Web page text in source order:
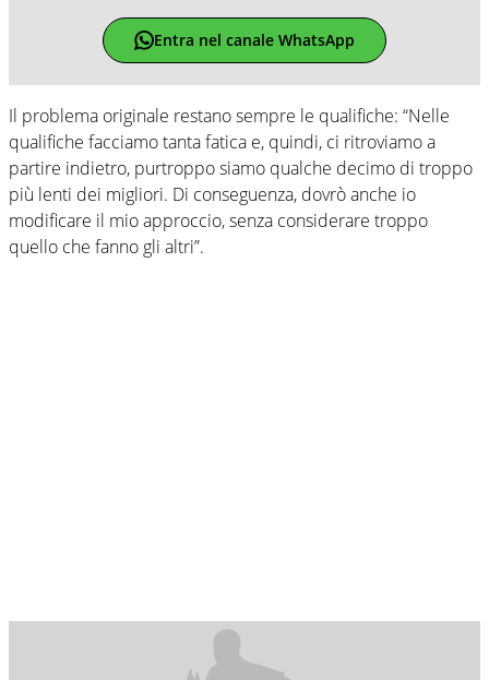
Entra nel canale WhatsApp
Il problema originale restano sempre le qualifiche: “Nelle
qualifiche facciamo tanta fatica e, quindi, ci ritroviamo a
partire indietro, purtroppo siamo qualche decimo di troppo
più lenti dei migliori. Di conseguenza, dovrò anche io
modificare il mio approccio, senza considerare troppo
quello che fanno gli altri”.